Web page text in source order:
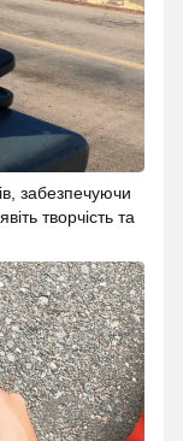
забезпечуючи
творчість та